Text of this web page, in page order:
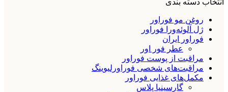
انتخاب دسته بندی
روغن مو فوراور
ژل آلوئه‌ورا فوراور
فوراور ایران
عطر فور اور
مراقبت از پوست فوراور
مراقبت‌های شخصی فوراورلیوینگ
مکمل‌های غذایی فوراور
گارسینیا پلاس